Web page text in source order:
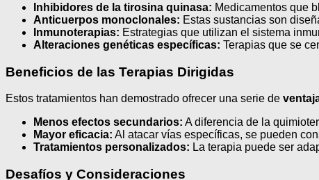
Inhibidores de la tirosina quinasa: Medicamentos que
Anticuerpos monoclonales: Estas sustancias son
Inmunoterapias: Estrategias que utilizan el sistema
Alteraciones genéticas específicas: Terapias que se
Beneficios de las Terapias Dirigidas
Estos tratamientos han demostrado ofrecer una serie de
Menos efectos secundarios: A diferencia de la
Mayor eficacia: Al atacar vías específicas, se pueden
Tratamientos personalizados: La terapia puede ser
Desafíos y Consideraciones